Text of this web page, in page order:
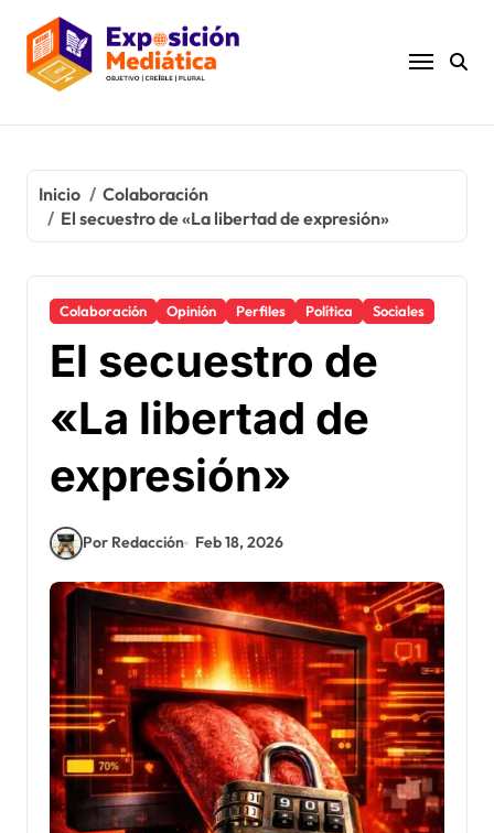
contenido
Inicio
Colaboración
El secuestro de «La libertad de expresión»
Colaboración Opinión Perfiles Política Sociales
El secuestro de
«La libertad de
expresión»
Por Redacción Feb 18, 2026